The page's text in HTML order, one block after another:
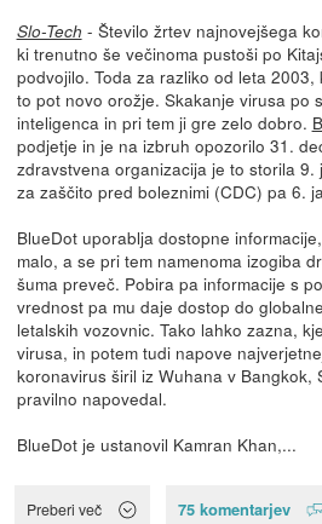
Slo-Tech - Število žrtev najnovejšega
ki trenutno še večinoma pustoši po
podvojilo. Toda za razliko od leta 2003,
to pot novo orožje. Skakanje virusa po
inteligenca in pri tem ji gre zelo dobro.
podjetje in je na izbruh opozorilo 31.
zdravstvena organizacija je to storila
za zaščito pred boleznimi (CDC) pa 6.
BlueDot uporablja dostopne
malo, a se pri tem namenoma izogiba
šuma preveč. Pobira pa informacije s
vrednost pa mu daje dostop do
letalskih vozovnic. Tako lahko zazna,
virusa, in potem tudi napove
koronavirus širil iz Wuhana v Bangkok,
pravilno napovedal.
BlueDot je ustanovil Kamran Khan,...
Preberi več 75 komentarjev